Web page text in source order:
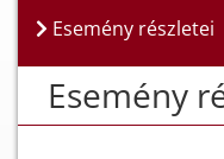
Esemény részletei
Esemény